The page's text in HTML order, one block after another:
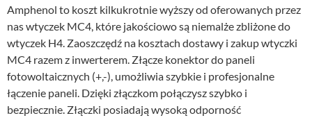
Amphenol to koszt kilkukrotnie wyższy od oferowanych przez
nas wtyczek MC4, które jakościowo są niemalże zbliżone do
wtyczek H4. Zaoszczędź na kosztach dostawy i zakup wtyczki
MC4 razem z inwerterem. Złącze konektor do paneli
fotowoltaicznych (+,-), umożliwia szybkie i profesjonalne
łączenie paneli. Dzięki złączkom połączysz szybko i
bezpiecznie. Złączki posiadają wysoką odporność